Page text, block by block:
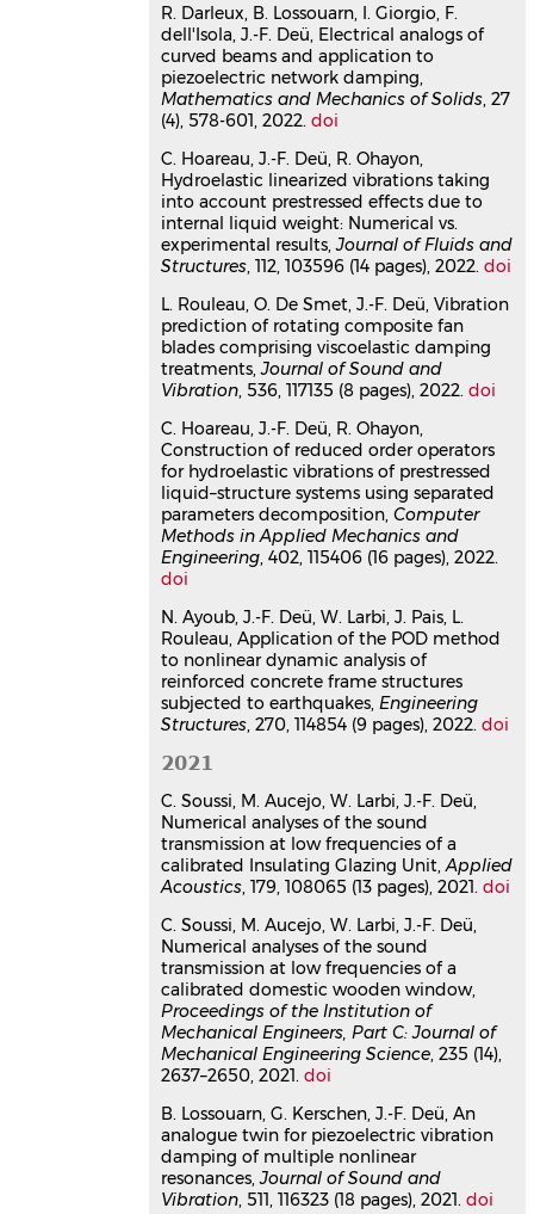
Article dans une revue hal-
05361540v1
Vortex-induced vibrations of a
cantilevered blunt plate: POD of
TR-PIV measurements and
structural modal analysis
Yann Watine,Céline Gabillet,Boris
Lossouarn,Jean-François Deü,
Jacques-André Astolfi
Journal of Fluids and Structures, 2023,
117, pp.103832.
⟨10.1016/j.jfluidstructs.2022.103832⟩
Article dans une revue hal-
04001650v1
Construction of reduced order
operators for hydroelastic
vibrations of prestressed liquid–
structure systems using
separated parameters
decomposition
Christophe Hoareau,Jean-François
Deü,Roger Ohayon
pp.115406.
⟨10.1016/j.cma.2022.115406⟩
Article dans une revue hal-
04016678v1
Application of the POD method
to nonlinear dynamic analysis of
structures subjected to
earthquakes
Naim Ayoub,Jean-François Deü ,Walid
Larbi,Joseph Pais,Lucie Rouleau
Engineering Structures
, 2022, 270,
pp.114854.
⟨10.1016/j.engstruct.2022.114854⟩
Article dans une revue hal-
03791181v1
Vibration prediction of rotating
composite fan blades comprising
viscoelastic damping treatments
Lucie Rouleau,Olivier de Smet,Jean-
François Deü
Journal of Sound and Vibration
536, pp.117135.
⟨10.1016/j.jsv.2022.117135⟩
R. Darleux, B. Lossouarn, I. Giorgio, F.
dell'Isola, J.-F. Deü, Electrical analogs of
curved beams and application to
piezoelectric network damping,
Mathematics and Mechanics of Solids, 27
(4), 578-601, 2022.doi
C. Hoareau, J.-F. Deü, R. Ohayon,
Hydroelastic linearized vibrations taking
into account prestressed effects due to
internal liquid weight: Numerical vs.
experimental results,Journal of Fluids and
Structures, 112, 103596 (14 pages), 2022.doi
L. Rouleau, O. De Smet, J.-F. Deü, Vibration
prediction of rotating composite fan
blades comprising viscoelastic damping
treatments,Journal of Sound and
Vibration, 536, 117135 (8 pages), 2022.doi
C. Hoareau, J.-F. Deü, R. Ohayon,
Construction of reduced order operators
for hydroelastic vibrations of prestressed
liquid–structure systems using separated
parameters decomposition,Computer
Methods in Applied Mechanics and
Engineering, 402, 115406 (16 pages), 2022.
doi
N. Ayoub, J.-F. Deü, W. Larbi, J. Pais, L.
Rouleau, Application of the POD method
to nonlinear dynamic analysis of
reinforced concrete frame structures
subjected to earthquakes,Engineering
Structures, 270, 114854 (9 pages), 2022.doi
2021
C. Soussi, M. Aucejo, W. Larbi, J.-F. Deü,
Numerical analyses of the sound
transmission at low frequencies of a
calibrated Insulating Glazing Unit,Applied
Acoustics, 179, 108065 (13 pages), 2021.doi
C. Soussi, M. Aucejo, W. Larbi, J.-F. Deü,
Numerical analyses of the sound
transmission at low frequencies of a
calibrated domestic wooden window,
Proceedings of the Institution of
Mechanical Engineers, Part C: Journal of
Mechanical Engineering Science, 235 (14),
2637–2650, 2021.doi
B. Lossouarn, G. Kerschen, J.-F. Deü, An
analogue twin for piezoelectric vibration
damping of multiple nonlinear
resonances,Journal of Sound and
Vibration, 511, 116323 (18 pages), 2021.doi